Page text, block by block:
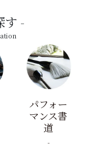
す
パフォー
マンス書
道